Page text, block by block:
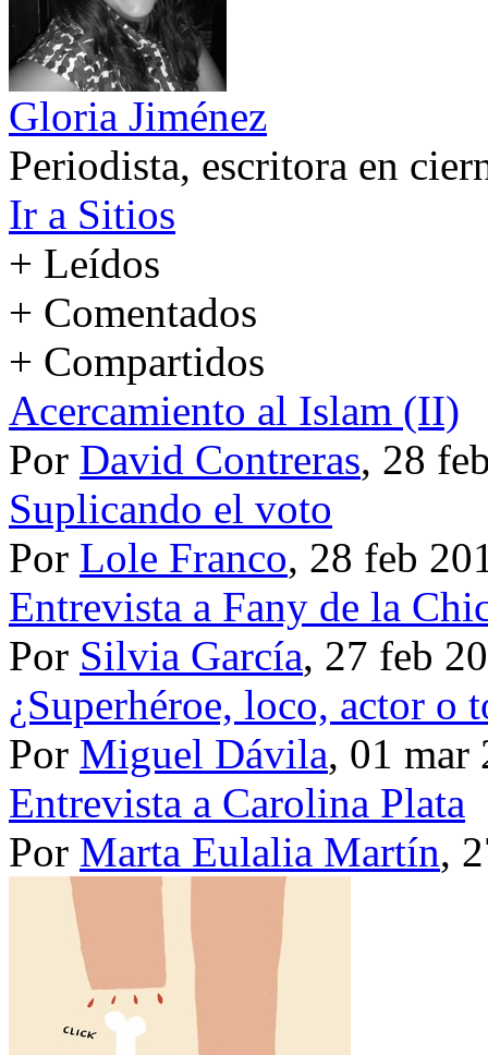
Gloria Jiménez
Periodista, escritora en
Ir a Sitios
+ Leídos
+ Comentados
+ Compartidos
Acercamiento al Islam (II)
Por David Contreras, 28
Suplicando el voto
Por Lole Franco, 28 feb
Entrevista a Fany de la
Por Silvia García, 27 feb
¿Superhéroe, loco, actor o
Por Miguel Dávila, 01 mar
Entrevista a Carolina Plata
Por Marta Eulalia Martín,